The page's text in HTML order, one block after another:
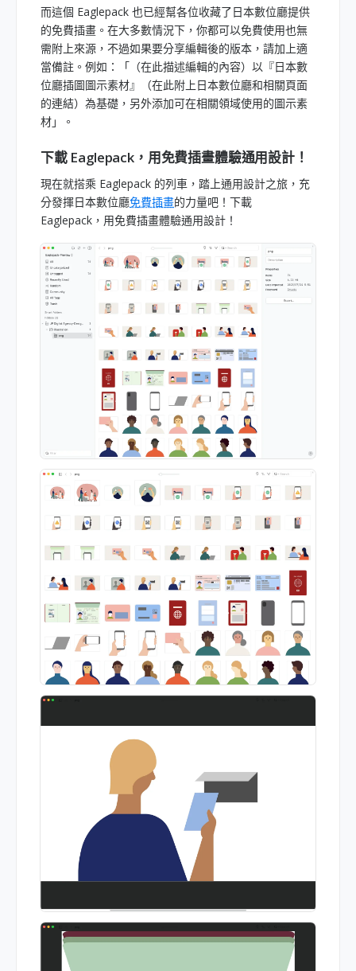
而這個 Eaglepack 也已經幫各位收藏了日本數位廳提供
的免費插畫。在大多數情況下，你都可以免費使用也無
需附上來源，不過如果要分享編輯後的版本，請加上適
當備註。例如：「（在此描述編輯的內容）以『日本數
位廳插圖圖示素材』（在此附上日本數位廳和相關頁面
的連結）為基礎，另外添加可在相關領域使用的圖示素
材」。
下載 Eaglepack，用免費插畫體驗通用設計！
現在就搭乘 Eaglepack 的列車，踏上通用設計之旅，充
分發揮日本數位廳免費插畫的力量吧！下載
Eaglepack，用免費插畫體驗通用設計！